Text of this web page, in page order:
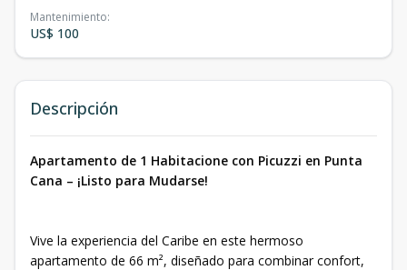
Mantenimiento:
US$ 100
Descripción
Apartamento de 1 Habitacione con Picuzzi en Punta
Cana – ¡Listo para Mudarse!
Vive la experiencia del Caribe en este hermoso
apartamento de 66 m², diseñado para combinar confort,